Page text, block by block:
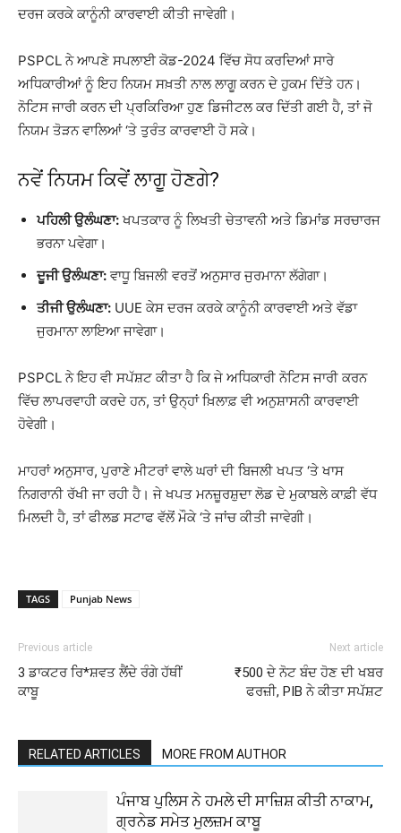
ਦਰਜ ਕਰਕੇ ਕਾਨੂੰਨੀ ਕਾਰਵਾਈ ਕੀਤੀ ਜਾਵੇਗੀ।
PSPCL ਨੇ ਆਪਣੇ ਸਪਲਾਈ ਕੋਡ-2024 ਵਿੱਚ ਸੋਧ ਕਰਦਿਆਂ ਸਾਰੇ
ਅਧਿਕਾਰੀਆਂ ਨੂੰ ਇਹ ਨਿਯਮ ਸਖ਼ਤੀ ਨਾਲ ਲਾਗੂ ਕਰਨ ਦੇ ਹੁਕਮ ਦਿੱਤੇ ਹਨ।
ਨੋਟਿਸ ਜਾਰੀ ਕਰਨ ਦੀ ਪ੍ਰਕਿਰਿਆ ਹੁਣ ਡਿਜੀਟਲ ਕਰ ਦਿੱਤੀ ਗਈ ਹੈ, ਤਾਂ ਜੋ
ਨਿਯਮ ਤੋੜਨ ਵਾਲਿਆਂ ‘ਤੇ ਤੁਰੰਤ ਕਾਰਵਾਈ ਹੋ ਸਕੇ।
ਨਵੇਂ ਨਿਯਮ ਕਿਵੇਂ ਲਾਗੂ ਹੋਣਗੇ?
ਪਹਿਲੀ ਉਲੰਘਣਾ:ਖਪਤਕਾਰ ਨੂੰ ਲਿਖਤੀ ਚੇਤਾਵਨੀ ਅਤੇ ਡਿਮਾਂਡ ਸਰਚਾਰਜ
ਭਰਨਾ ਪਵੇਗਾ।
ਦੂਜੀ ਉਲੰਘਣਾ: ਵਾਧੂ ਬਿਜਲੀ ਵਰਤੋਂ ਅਨੁਸਾਰ ਜੁਰਮਾਨਾ ਲੱਗੇਗਾ।
ਤੀਜੀ ਉਲੰਘਣਾ: UUE ਕੇਸ ਦਰਜ ਕਰਕੇ ਕਾਨੂੰਨੀ ਕਾਰਵਾਈ ਅਤੇ ਵੱਡਾ
ਜੁਰਮਾਨਾ ਲਾਇਆ ਜਾਵੇਗਾ।
PSPCL ਨੇ ਇਹ ਵੀ ਸਪੱਸ਼ਟ ਕੀਤਾ ਹੈ ਕਿ ਜੇ ਅਧਿਕਾਰੀ ਨੋਟਿਸ ਜਾਰੀ ਕਰਨ
ਵਿੱਚ ਲਾਪਰਵਾਹੀ ਕਰਦੇ ਹਨ, ਤਾਂ ਉਨ੍ਹਾਂ ਖ਼ਿਲਾਫ਼ ਵੀ ਅਨੁਸ਼ਾਸਨੀ ਕਾਰਵਾਈ
ਹੋਵੇਗੀ।
ਮਾਹਰਾਂ ਅਨੁਸਾਰ, ਪੁਰਾਣੇ ਮੀਟਰਾਂ ਵਾਲੇ ਘਰਾਂ ਦੀ ਬਿਜਲੀ ਖਪਤ ‘ਤੇ ਖਾਸ
ਨਿਗਰਾਨੀ ਰੱਖੀ ਜਾ ਰਹੀ ਹੈ। ਜੇ ਖਪਤ ਮਨਜ਼ੂਰਸ਼ੁਦਾ ਲੋਡ ਦੇ ਮੁਕਾਬਲੇ ਕਾਫ਼ੀ ਵੱਧ
ਮਿਲਦੀ ਹੈ, ਤਾਂ ਫੀਲਡ ਸਟਾਫ ਵੱਲੋਂ ਮੌਕੇ ‘ਤੇ ਜਾਂਚ ਕੀਤੀ ਜਾਵੇਗੀ।
TAGS Punjab News
Previous article
3 ਡਾਕਟਰ ਰਿ*ਸ਼ਵਤ ਲੈਂਦੇ ਰੰਗੇ ਹੱਥੀਂ
ਕਾਬੂ
Next article
₹500 ਦੇ ਨੋਟ ਬੰਦ ਹੋਣ ਦੀ ਖਬਰ
ਫਰਜ਼ੀ, PIB ਨੇ ਕੀਤਾ ਸਪੱਸ਼ਟ
RELATED ARTICLES MORE FROM AUTHOR
ਪੰਜਾਬ ਪੁਲਿਸ ਨੇ ਹਮਲੇ ਦੀ ਸਾਜ਼ਿਸ਼ ਕੀਤੀ ਨਾਕਾਮ,
ਗ੍ਰਨੇਡ ਸਮੇਤ ਮੁਲਜ਼ਮ ਕਾਬੂ